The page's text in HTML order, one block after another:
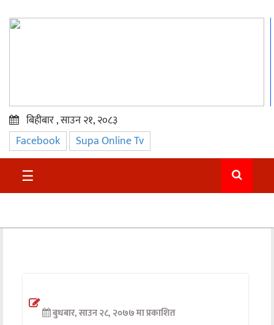
प्रमुख
समाचार
सुदुर
अन्तर्वार्ता
बिहीबार , साउन २१, २०८३
Facebook Supa Online Tv
☰
बुधबार, साउन २८, २०७७ मा प्रकाशित